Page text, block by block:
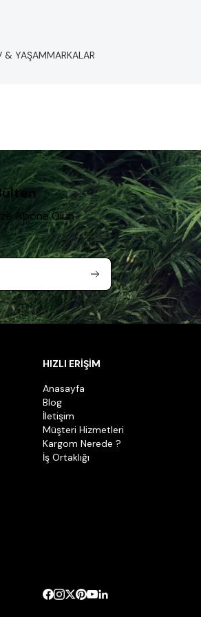
& YAŞAMMARKALAR
Abone Olun
HIZLI ERİŞİM
Anasayfa
Blog
İletişim
Müşteri Hizmetleri
Kargom Nerede ?
İş Ortaklığı